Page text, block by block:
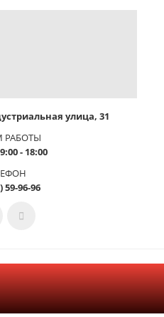
улица, 31
РАБОТЫ
- 18:00
59-96-96